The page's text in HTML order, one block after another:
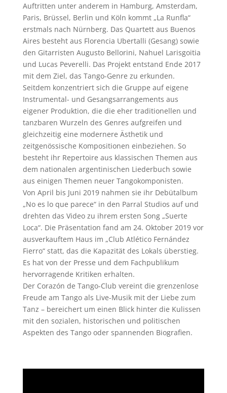
Auftritten unter anderem in Hamburg, Amsterdam,
Paris, Brüssel, Berlin und Köln kommt „La Runfla“
erstmals nach Nürnberg. Das Quartett aus Buenos
Aires besteht aus Florencia Ubertalli (Gesang) sowie
den Gitarristen Augusto Bellorini, Nahuel Larisgoitia
und Lucas Peverelli. Das Projekt entstand Ende 2017
mit dem Ziel, das Tango-Genre zu erkunden.
Seitdem konzentriert sich die Gruppe auf eigene
Instrumental- und Gesangsarrangements aus
eigener Produktion, die die eher traditionellen und
tanzbaren Wurzeln des Genres aufgreifen und
gleichzeitig eine modernere Ästhetik und
zeitgenössische Kompositionen einbeziehen. So
besteht ihr Repertoire aus klassischen Themen aus
dem nationalen argentinischen Liederbuch sowie
aus einigen Themen neuer Tangokomponisten.
Von April bis Juni 2019 nahmen sie ihr Debütalbum
„No es lo que parece“ in den Parral Studios auf und
drehten das Video zu ihrem ersten Song „Suerte
Loca“. Die Präsentation fand am 24. Oktober 2019 vor
ausverkauftem Haus im „Club Atlético Fernández
Fierro“ statt, das die Kapazität des Lokals überstieg.
Es hat von der Presse und dem Fachpublikum
hervorragende Kritiken erhalten.
Der Corazón de Tango-Club vereint die grenzenlose
Freude am Tango als Live-Musik mit der Liebe zum
Tanz – bereichert um einen Blick hinter die Kulissen
mit den sozialen, historischen und politischen
Aspekten des Tango oder spannenden Biografien.